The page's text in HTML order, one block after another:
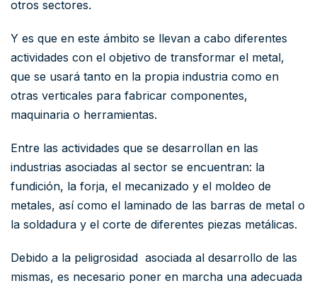
otros sectores.
Y es que en este ámbito se llevan a cabo diferentes
actividades con el objetivo de transformar el metal,
que se usará tanto en la propia industria como en
otras verticales para fabricar componentes,
maquinaria o herramientas.
Entre las actividades que se desarrollan en las
industrias asociadas al sector se encuentran: la
fundición, la forja, el mecanizado y el moldeo de
metales, así como el laminado de las barras de metal o
la soldadura y el corte de diferentes piezas metálicas.
Debido a la peligrosidad asociada al desarrollo de las
mismas, es necesario poner en marcha una adecuada